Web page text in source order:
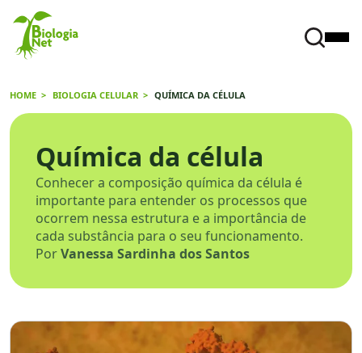
HOME BIOLOGIA CELULAR QUÍMICA DA CÉLULA
Química da célula
Conhecer a composição química da célula é
importante para entender os processos que
ocorrem nessa estrutura e a importância de
cada substância para o seu funcionamento.
PorVanessa Sardinha dos Santos